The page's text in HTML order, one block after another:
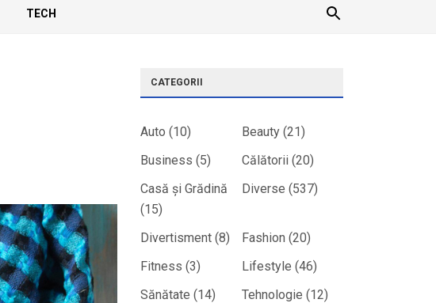
TECH
CATEGORII
Auto (10) Beauty(21)
Business (5) Călătorii(20)
Casă și Grădină
(15)
Diverse (537)
Divertisment(8) Fashion (20)
Fitness (3) Lifestyle (46)
Sănătate (14) Tehnologie (12)